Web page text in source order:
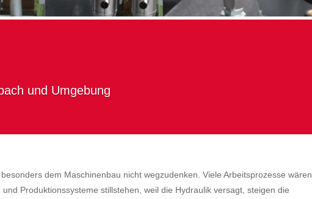
und Umgebung
dem Maschinenbau nicht wegzudenken. Viele Arbeitsprozesse wären
Produktionssysteme stillstehen, weil die Hydraulik versagt, steigen die